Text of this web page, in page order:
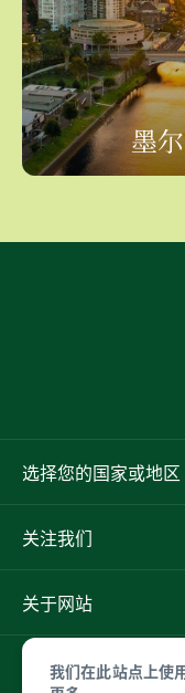
墨
我们在此站点上使
选择您的国家或地区
关注我们
关于网站
更多信息